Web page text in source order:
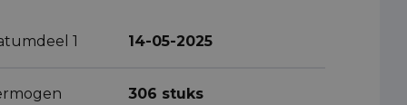
1 14-05-2025
306 stuks